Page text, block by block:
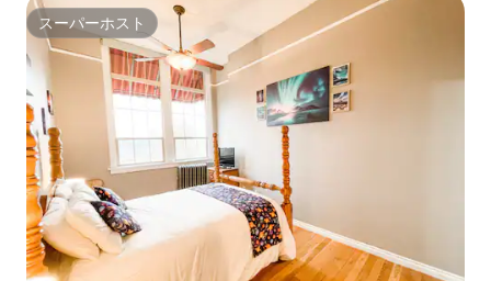
スーパーホスト
スーパーホスト